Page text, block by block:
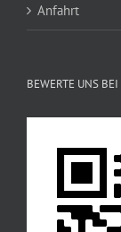
Anfahrt
BEWERTE UNS BEI